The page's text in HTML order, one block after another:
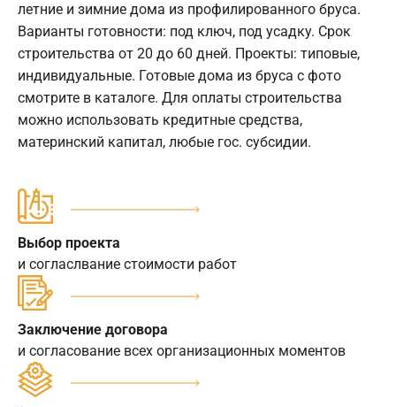
летние и зимние дома из профилированного бруса.
Варианты готовности: под ключ, под усадку. Срок
строительства от 20 до 60 дней. Проекты: типовые,
индивидуальные. Готовые дома из бруса с фото
смотрите в каталоге. Для оплаты строительства
можно использовать кредитные средства,
материнский капитал, любые гос. субсидии.
Выбор проекта
и согласлвание стоимости работ
Заключение договора
и согласование всех организационных моментов